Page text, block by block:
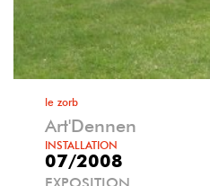
le zorb
Art'Dennen
INSTALLATION
07/2008
EXPOSITION